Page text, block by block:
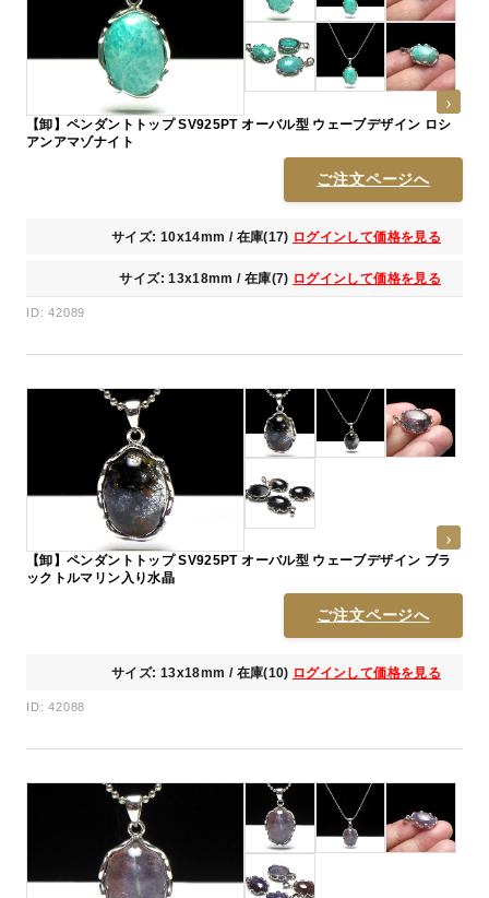
【卸】ペンダントトップ SV925PT オーバル型 ウェーブデザイン ロシ
アンアマゾナイト
ご注文ページへ
サイズ: 10x14mm / 在庫(17) ログインして価格を見る
サイズ: 13x18mm / 在庫(7) ログインして価格を見る
ID: 42089
【卸】ペンダントトップ SV925PT オーバル型 ウェーブデザイン ブラ
ックトルマリン入り水晶
ご注文ページへ
サイズ: 13x18mm / 在庫(10) ログインして価格を見る
ID: 42088